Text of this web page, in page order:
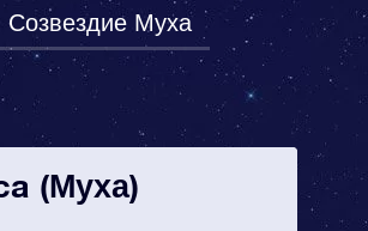
Созвездие Муха
(Муха)